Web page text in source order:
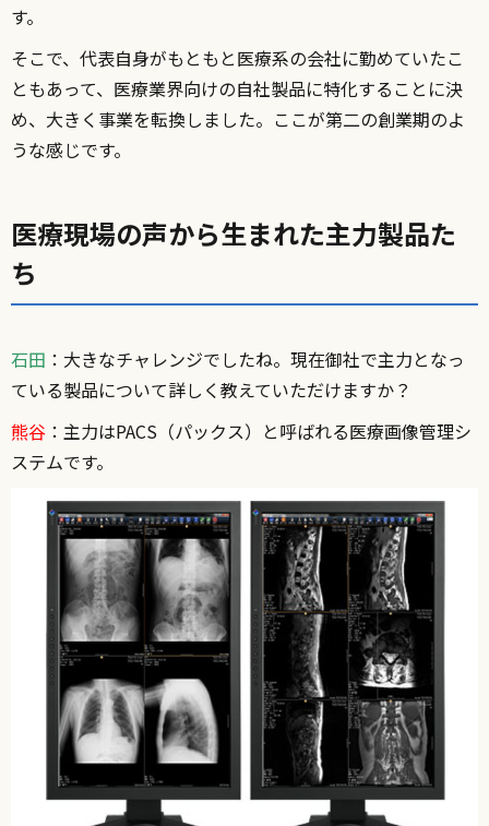
す。
そこで、代表自身がもともと医療系の会社に勤めていたこ
ともあって、医療業界向けの自社製品に特化することに決
め、大きく事業を転換しました。ここが第二の創業期のよ
うな感じです。
医療現場の声から生まれた主力製品た
ち
石田 ：大きなチャレンジでしたね。現在御社で主力となっ
ている製品について詳しく教えていただけますか？
熊谷 ：主力はPACS（パックス）と呼ばれる医療画像管理シ
ステムです。